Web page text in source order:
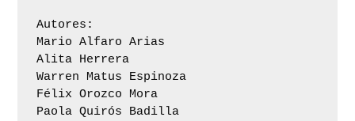
Autores:
Mario Alfaro Arias
Alita Herrera
Warren Matus Espinoza
Félix Orozco Mora
Paola Quirós Badilla